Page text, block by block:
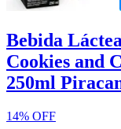
Bebida
Cookies and
250ml
14% OFF